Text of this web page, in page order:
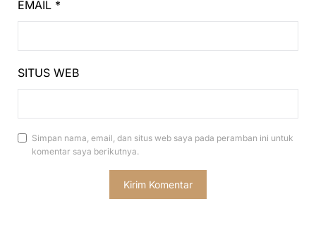
EMAIL *
SITUS WEB
Simpan nama, email, dan situs web saya pada peramban ini untuk
komentar saya berikutnya.